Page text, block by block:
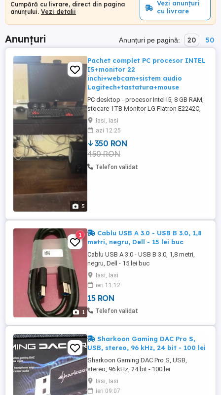
Cumpără cu livrare, direct din pagina
anunțului. Vezi detalii
Vezi anunțuri
cu livrare
Anunțuri Anunțuri pe pagină: 20 50
5
Pachet complet PC procesor INTEL
I5+monitor 22
inchi+webcam+sistem audio
Logitech+tastatura+mouse
PC desktop - procesor Intel I5, 8 GB RAM,
stocare 1TB Monitor LG Flatron E2242C,
de 22 inchi Sistem audio Logitech,
5.1+subwoofer si camera web. Tastatura
si mouse
Iasi, Iasi
azi 12:25
350 RON
450 RON
Telefon validat
1
1
Cablu USB A 3.0 - USB B 3.0, 1,8
metri, negru, Dell - 15 lei buc
Cablu USB A 3.0 - USB B 3.0, 1,8 metri,
negru, Dell - 15 lei buc
Iasi, Iasi
ieri 11:12
15 RON
Telefon validat
Sharkoon Gaming DAC Pro S,
USB, stereo, 96 kHz, 24 bit - 100 lei
Sharkoon Gaming DAC Pro S, USB,
stereo, 96 kHz, 24 bit - 100 lei
Iasi, Iasi
ieri 09:07